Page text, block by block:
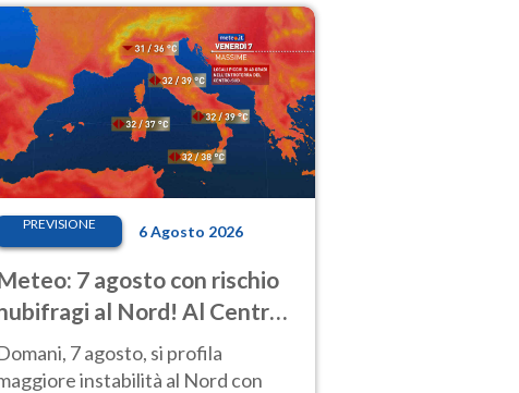
PREVISIONE 6 Agosto 2026
7 agosto con rischio
al Nord! Al Centro-
caldo estremo
7 agosto, si profila
instabilità al Nord con